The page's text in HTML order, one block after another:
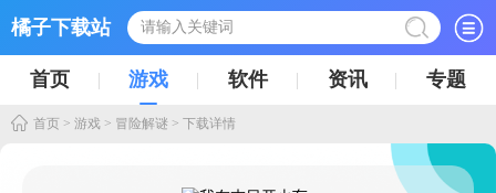
橘子下载站
首页 游戏 软件 资讯 专题
首页 > 游戏 > 冒险解谜 > 下载详情